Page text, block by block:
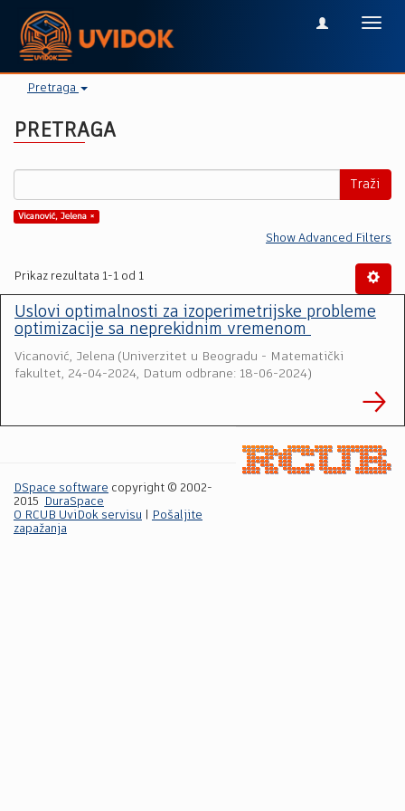
Pretraga
PRETRAGA
Traži
Vicanović, Jelena ×
Show Advanced Filters
Prikaz rezultata 1-1 od 1
Uslovi optimalnosti za izoperimetrijske probleme
optimizacije sa neprekidnim vremenom
Vicanović, Jelena (Univerzitet u Beogradu - Matematički
fakultet, 24-04-2024, Datum odbrane: 18-06-2024)
DSpace software copyright © 2002-
2015
DuraSpace
O RCUB UviDok servisu
Pošaljite
zapažanja